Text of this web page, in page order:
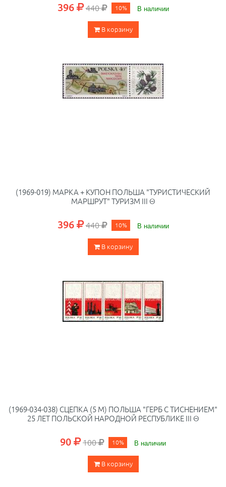
396 440 10% В наличии
В корзину
(1969-019) МАРКА + КУПОН ПОЛЬША "ТУРИСТИЧЕСКИЙ
МАРШРУТ" ТУРИЗМ III Θ
396 440 10% В наличии
В корзину
(1969-034-038) СЦЕПКА (5 М) ПОЛЬША "ГЕРБ С ТИСНЕНИЕМ"
25 ЛЕТ ПОЛЬСКОЙ НАРОДНОЙ РЕСПУБЛИКЕ III Θ
90 100 10% В наличии
В корзину